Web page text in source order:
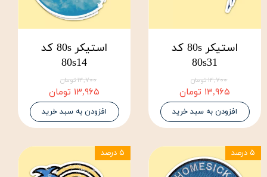
استیکر 80s کد
80s31
۱۴,۷۰۰ تومان
۱۳,۹۶۵ تومان
افزودن به سبد خرید
استیکر 80s کد
80s14
۱۴,۷۰۰ تومان
۱۳,۹۶۵ تومان
افزودن به سبد خرید
۵ درصد ۵ درصد